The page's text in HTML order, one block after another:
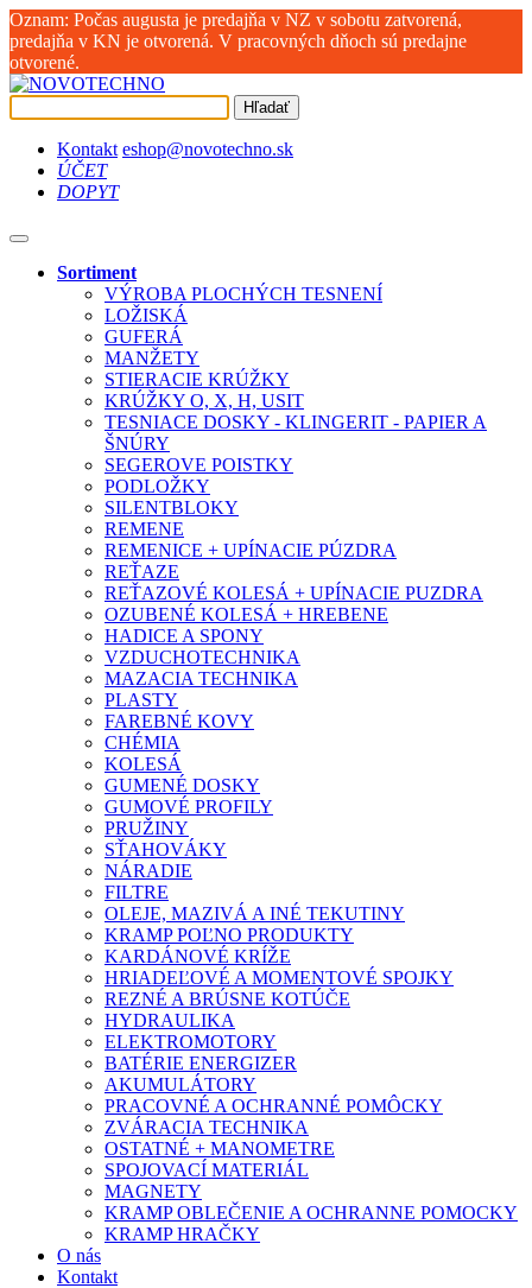
Oznam: Počas augusta je predajňa v NZ v sobotu zatvorená,
predajňa v KN je otvorená. V pracovných dňoch sú predajne
otvorené.
Hľadať
Kontakt eshop@novotechno.sk
ÚČET
DOPYT
Sortiment
VÝROBA PLOCHÝCH TESNENÍ
LOŽISKÁ
GUFERÁ
MANŽETY
STIERACIE KRÚŽKY
KRÚŽKY O, X, H, USIT
TESNIACE DOSKY - KLINGERIT - PAPIER A
ŠNÚRY
SEGEROVE POISTKY
PODLOŽKY
SILENTBLOKY
REMENE
REMENICE + UPÍNACIE PÚZDRA
REŤAZE
REŤAZOVÉ KOLESÁ + UPÍNACIE PUZDRA
OZUBENÉ KOLESÁ + HREBENE
HADICE A SPONY
VZDUCHOTECHNIKA
MAZACIA TECHNIKA
PLASTY
FAREBNÉ KOVY
CHÉMIA
KOLESÁ
GUMENÉ DOSKY
GUMOVÉ PROFILY
PRUŽINY
SŤAHOVÁKY
NÁRADIE
FILTRE
OLEJE, MAZIVÁ A INÉ TEKUTINY
KRAMP POĽNO PRODUKTY
KARDÁNOVÉ KRÍŽE
HRIADEĽOVÉ A MOMENTOVÉ SPOJKY
REZNÉ A BRÚSNE KOTÚČE
HYDRAULIKA
ELEKTROMOTORY
BATÉRIE ENERGIZER
AKUMULÁTORY
PRACOVNÉ A OCHRANNÉ POMÔCKY
ZVÁRACIA TECHNIKA
OSTATNÉ + MANOMETRE
SPOJOVACÍ MATERIÁL
MAGNETY
KRAMP OBLEČENIE A OCHRANNE POMOCKY
KRAMP HRAČKY
O nás
Kontakt